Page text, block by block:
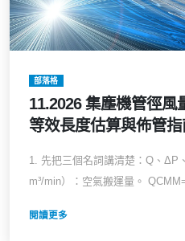
部落格
11.2026 集塵機管徑風
等效長度估算與佈管
1. 先把三個名詞講清楚：Q、ΔP
m³/min）：空氣搬運量。
閱讀更多